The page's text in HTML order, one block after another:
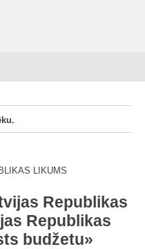
LIKUMS
Republikas
Republikas
budžetu»